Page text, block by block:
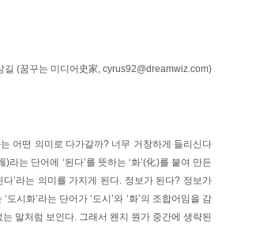
길 (꿈꾸는 미디어史家, cyrus92@dreamwiz.com)
어떤 의미로 다가갈까? 너무 거창하게 들리신다
는 단어에 ‘된다’를 뜻하는 ‘화’(化)를 붙여 만든
다’라는 의미를 가지게 된다. 정보가 된다? 정보가
시화’라는 단어가 ‘도시’와 ‘화’의 조합어임을 감
말처럼 보인다. 그래서 왠지 뭔가 중간에 생략된